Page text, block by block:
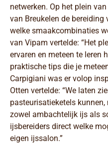
netwerken. Op het plein
van Breukelen de bereiding
welke smaakcombinaties
van Vipam vertelde: “Het
ervaren en meteen te leren
praktische tips die je
Carpigiani was er volop
Otten vertelde: “We laten
pasteurisatieketels
zowel ambachtelijk ijs als
ijsbereiders direct welke
eigen ijssalon.”